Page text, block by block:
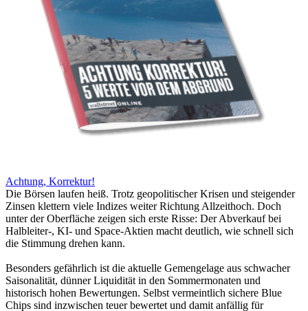
Achtung, Korrektur!
Die Börsen laufen heiß. Trotz geopolitischer Krisen und steigender
Zinsen klettern viele Indizes weiter Richtung Allzeithoch. Doch
unter der Oberfläche zeigen sich erste Risse: Der Abverkauf bei
Halbleiter-, KI- und Space-Aktien macht deutlich, wie schnell sich
die Stimmung drehen kann.
Besonders gefährlich ist die aktuelle Gemengelage aus schwacher
Saisonalität, dünner Liquidität in den Sommermonaten und
historisch hohen Bewertungen. Selbst vermeintlich sichere Blue
Chips sind inzwischen teuer bewertet und damit anfällig für